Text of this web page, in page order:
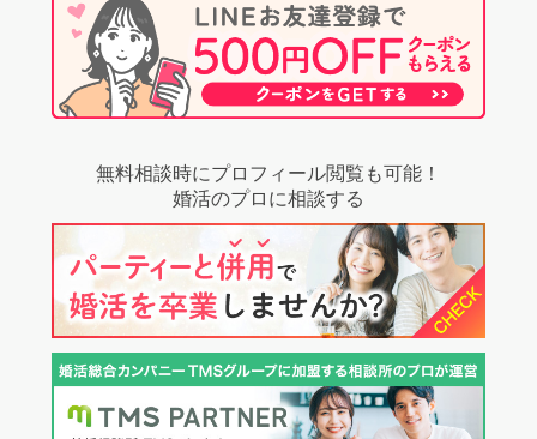
無料相談時にプロフィール閲覧も可能！
婚活のプロに相談する